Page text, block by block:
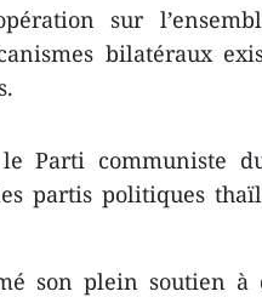
sur
bilatéraux
Parti communiste
partis politiques
son plein soutien à